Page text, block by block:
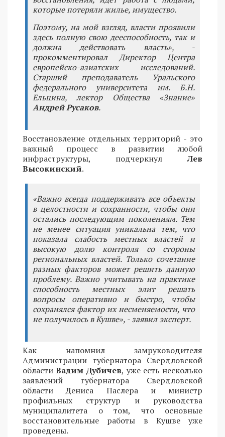
которые потеряли жилье, имущество.
Поэтому, на мой взгляд, власти проявили
здесь полную свою дееспособность, так и
должна действовать власть», -
прокомментировал Директор Центра
европейско-азиатских исследований.
Старший преподаватель Уральского
федерального университета им. Б.Н.
Ельцина, лектор Общества «Знание»
Андрей Русаков.
Восстановление отдельных территорий - это
важный процесс в развитии любой
инфраструктуры, подчеркнулЛев
Высокинский.
«Важно всегда поддерживать все объекты
в целостности и сохранности, чтобы они
остались последующим поколениям. Тем
не менее ситуация уникальна тем, что
показала слабость местных властей и
высокую долю контроля со стороны
региональных властей. Только сочетание
разных факторов может решить данную
проблему. Важно учитывать на практике
способность местных элит решать
вопросы оперативно и быстро, чтобы
сохранялся фактор их несменяемости, что
не получилось в Кушве», - заявил эксперт.
Как напомнил замруководителя
Администрации губернатора Свердловской
областиВадим Дубичев, уже есть несколько
заявлений губернатора Свердловской
области Дениса Паслера и министр
профильных структур и руководства
муниципалитета о том, что основные
восстановительные работы в Кушве уже
проведены.